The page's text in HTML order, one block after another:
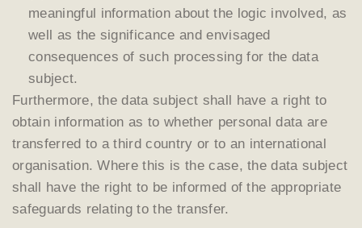
meaningful information about the logic involved, as
well as the significance and envisaged
consequences of such processing for the data
subject.
Furthermore, the data subject shall have a right to
obtain information as to whether personal data are
transferred to a third country or to an international
organisation. Where this is the case, the data subject
shall have the right to be informed of the appropriate
safeguards relating to the transfer.